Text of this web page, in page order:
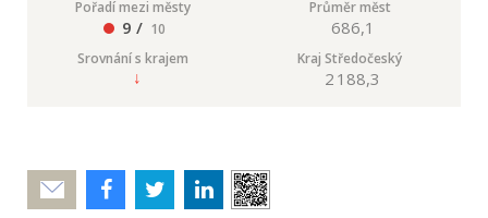
Pořadí mezi městy
9 / 10
Průměr měst
686,1
Srovnání s krajem Kraj Středočeský
2 188,3
Poslat